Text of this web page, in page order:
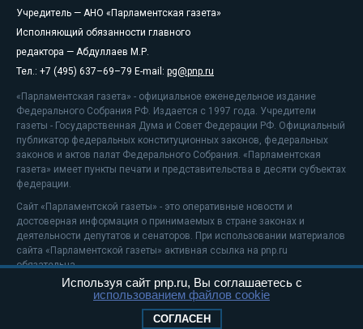
Учредитель — АНО «Парламентская газета»
Исполняющий обязанности главного
редактора — Абдуллаев М.Р.
Тел.: +7 (495) 637–69–79 E-mail: pg@pnp.ru
«Парламентская газета» - официальное еженедельное издание
Федерального Собрания РФ. Издается с 1997 года. Учредители
газеты - Государственная Дума и Совет Федерации РФ. Официальный
публикатор федеральных конституционных законов, федеральных
законов и актов палат Федерального Собрания. «Парламентская
газета» имеет пункты печати и представительства в десяти субъектах
федерации.
Сайт «Парламентской газеты» - это оперативные новости и
достоверная информация о принимаемых в стране законах и
деятельности депутатов и сенаторов. При использовании материалов
сайта «Парламентской газеты» активная ссылка на pnp.ru
обязательна.
На информационном ресурсе применяютсярекомендательные
Положение о защите персональных данных
Используя сайт pnp.ru, Вы соглашаетесь с
использованием файлов cookie
СОГЛАСЕН